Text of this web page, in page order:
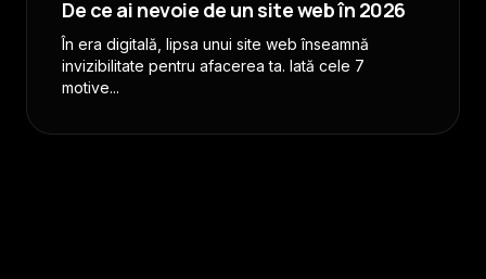
De ce ai nevoie de un site web în 2026
În era digitală, lipsa unui site web înseamnă
invizibilitate pentru afacerea ta. Iată cele 7
motive...